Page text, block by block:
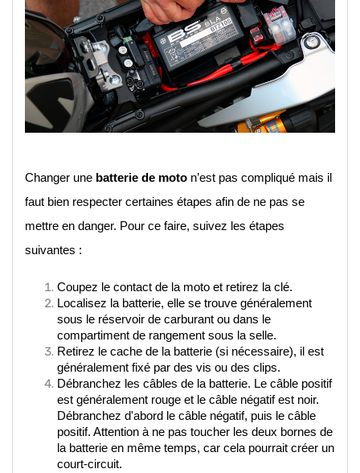
Changer une batterie de moto n’est pas compliqué mais il
faut bien respecter certaines étapes afin de ne pas se
mettre en danger. Pour ce faire, suivez les étapes
suivantes :
Coupez le contact de la moto et retirez la clé.
Localisez la batterie, elle se trouve généralement
sous le réservoir de carburant ou dans le
compartiment de rangement sous la selle.
Retirez le cache de la batterie (si nécessaire), il est
généralement fixé par des vis ou des clips.
Débranchez les câbles de la batterie. Le câble positif
est généralement rouge et le câble négatif est noir.
Débranchez d'abord le câble négatif, puis le câble
positif. Attention à ne pas toucher les deux bornes de
la batterie en même temps, car cela pourrait créer un
court-circuit.